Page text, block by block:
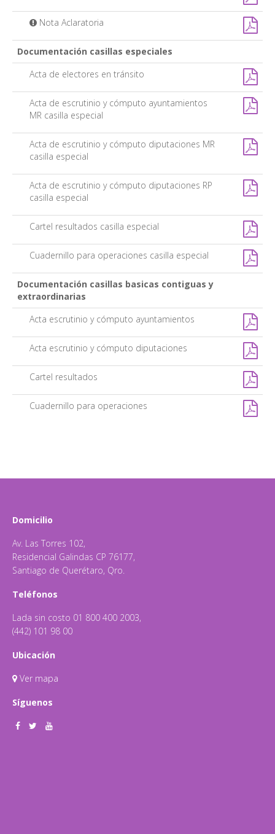
Nota Aclaratoria
Documentación casillas especiales
Acta de electores en tránsito
Acta de escrutinio y cómputo ayuntamientos
MR casilla especial
Acta de escrutinio y cómputo diputaciones MR
casilla especial
Acta de escrutinio y cómputo diputaciones RP
casilla especial
Cartel resultados casilla especial
Cuadernillo para operaciones casilla especial
Documentación casillas basicas contiguas y
extraordinarias
Acta escrutinio y cómputo ayuntamientos
Acta escrutinio y cómputo diputaciones
Cartel resultados
Cuadernillo para operaciones
Domicilio
Av. Las Torres 102,
Residencial Galindas CP 76177,
Santiago de Querétaro, Qro.
Teléfonos
Lada sin costo 01 800 400 2003,
(442) 101 98 00
Ubicación
Ver mapa
Síguenos